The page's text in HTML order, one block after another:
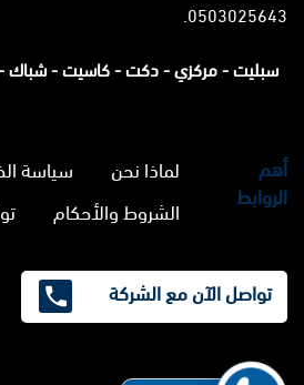
0503025643.
سبليت -مركزي -دكت -كاسيت -شباك
أهم
الروابط
لماذا نحن
سياسة
الشروط والأحكام
تواصل الآن مع الشركة